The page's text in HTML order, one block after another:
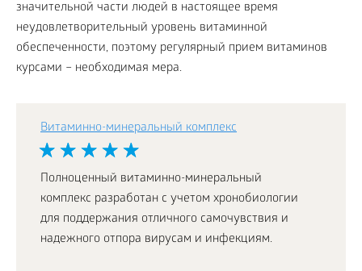
значительной части людей в настоящее время
неудовлетворительный уровень витаминной
обеспеченности, поэтому регулярный прием витаминов
курсами – необходимая мера.
Витаминно-минеральный комплекс
Полноценный витаминно-минеральный
комплекс разработан с учетом хронобиологии
для поддержания отличного самочувствия и
надежного отпора вирусам и инфекциям.